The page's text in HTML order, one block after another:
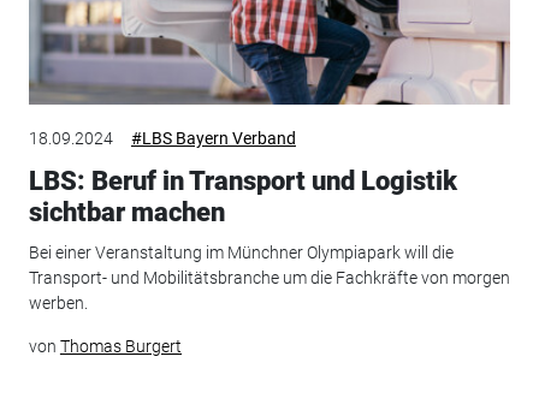
18.09.2024 #LBS Bayern Verband
LBS: Beruf in Transport und Logistik
sichtbar machen
Bei einer Veranstaltung im Münchner Olympiapark will die
Transport- und Mobilitätsbranche um die Fachkräfte von morgen
werben.
von Thomas Burgert